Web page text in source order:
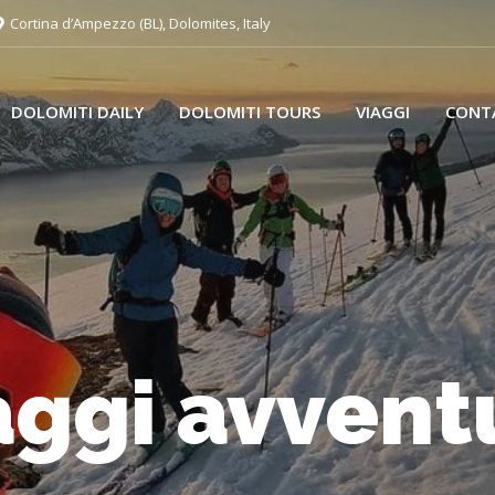
Cortina d’Ampezzo (BL), Dolomites, Italy
DOLOMITI DAILY DOLOMITI TOURS VIAGGI